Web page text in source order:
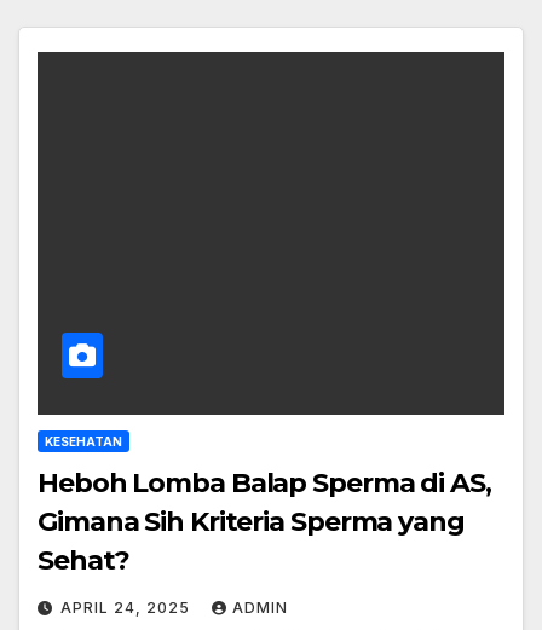
KESEHATAN
Heboh Lomba Balap Sperma di AS,
Gimana Sih Kriteria Sperma yang
Sehat?
APRIL 24, 2025 ADMIN